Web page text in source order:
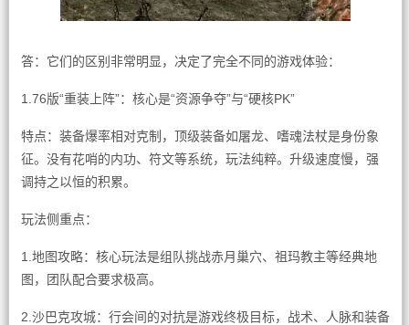
答：它们的区别非常明显，决定了完全不同的游戏体验：
1.76版“重装上阵”：核心是“资源争夺”与“硬核PK”
特点：装备爆率相对克制，顶级装备如屠龙、嗜魂法杖是身份象
征。没有花哨的内功、符文等系统，玩法纯粹。升级速度慢，强
调持之以恒的积累。
玩法侧重点：
1.地图攻略：核心玩法是组队挑战赤月巢穴、祖玛教主等经典地
图，团队配合要求极高。
2.沙巴克攻城：行会间的对抗是游戏终极目标，战术、人脉和装备